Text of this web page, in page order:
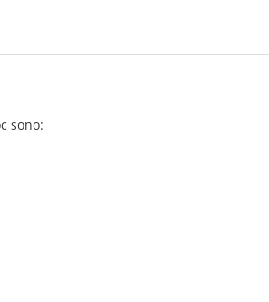
sono: